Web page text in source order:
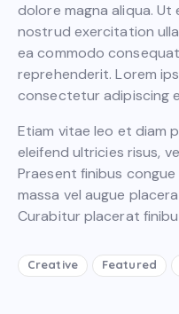
dolore magna aliqua. Ut
nostrud exercitation
ea commodo
reprehenderit. Lorem
consectetur adipiscing
Etiam vitae leo et diam
eleifend ultricies risus,
Praesent finibus
massa vel augue
Curabitur placerat
Creative Featured